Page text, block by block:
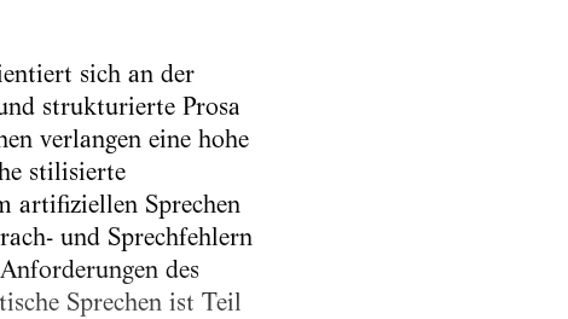
sich an der
strukturierte Prosa
verlangen eine hohe
stilisierte
artifiziellen Sprechen
und Sprechfehlern
des
Sprechen ist Teil